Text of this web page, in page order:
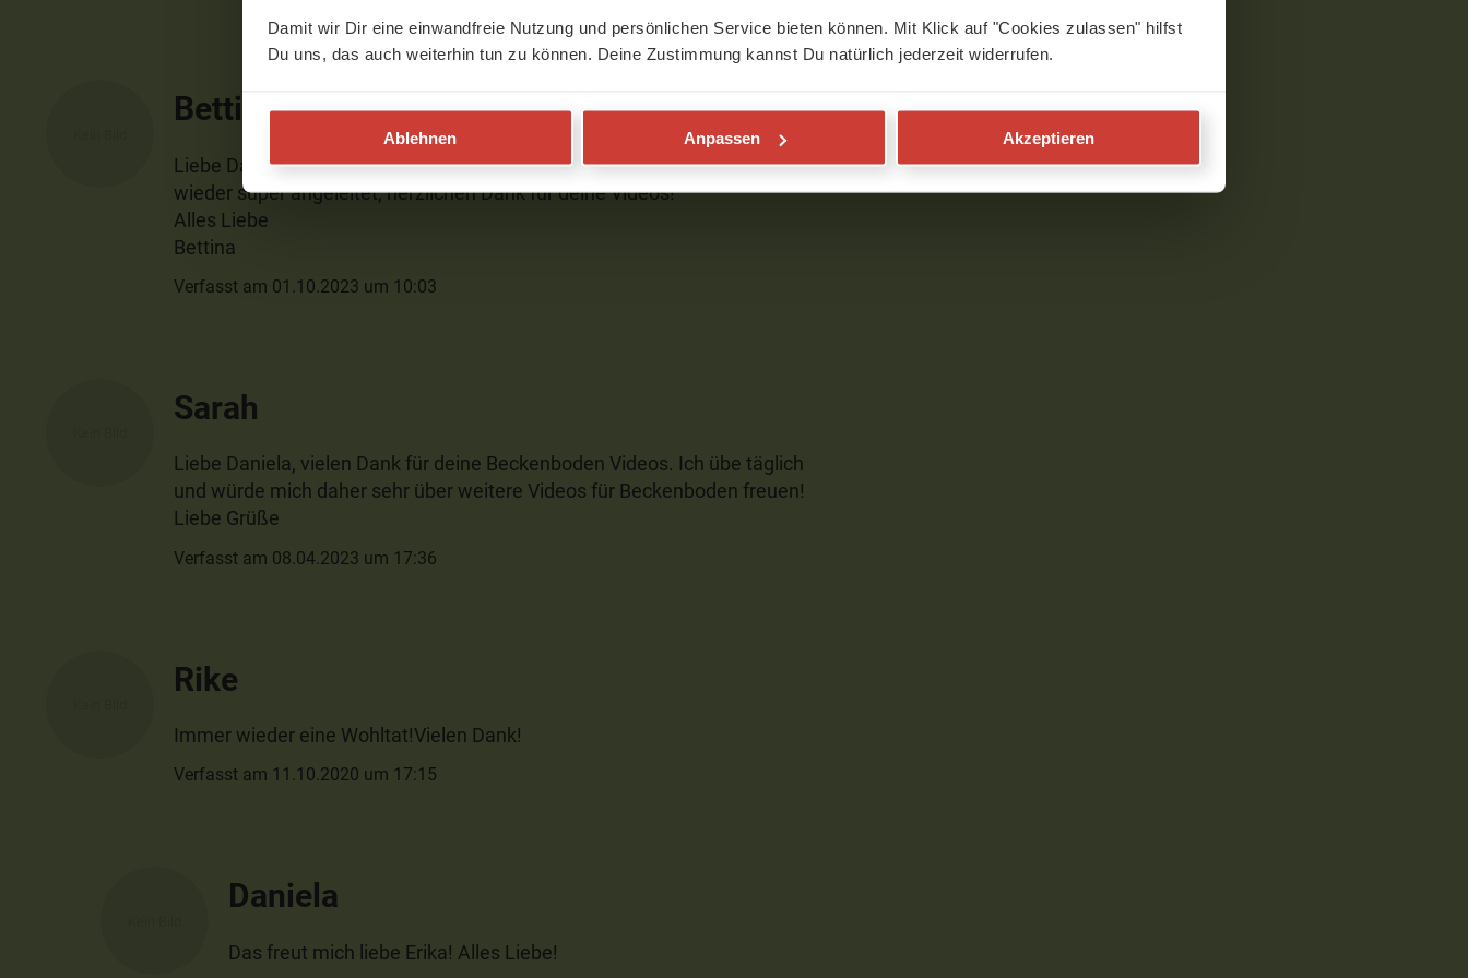
Damit wir Dir eine einwandfreie Nutzung und persönlichen Service bieten können. Mit Klick auf "Cookies zulassen" hilfst
Du uns, das auch weiterhin tun zu können. Deine Zustimmung kannst Du natürlich jederzeit widerrufen.
Ablehnen Anpassen Akzeptieren
Bettina
Liebe Dani,
wieder super angeleitet, herzlichen Dank für deine Videos!
Alles Liebe
Bettina
Verfasst am 01.10.2023 um 10:03
Sarah
Liebe Daniela, vielen Dank für deine Beckenboden Videos. Ich übe täglich
und würde mich daher sehr über weitere Videos für Beckenboden freuen!
Liebe Grüße
Verfasst am 08.04.2023 um 17:36
Rike
Immer wieder eine Wohltat!Vielen Dank!
Verfasst am 11.10.2020 um 17:15
Daniela
Das freut mich liebe Erika! Alles Liebe!